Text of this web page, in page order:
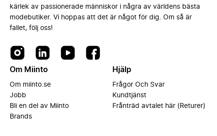
kärlek av passionerade människor i några av världens bästa
modebutiker. Vi hoppas att det är något för dig. Om så är
fallet, följ oss!
Om Miinto
Om miinto.se
Jobb
Bli en del av Miinto
Brands
Hjälp
Frågor Och Svar
Kundtjänst
Frånträd avtalet här (Returer)